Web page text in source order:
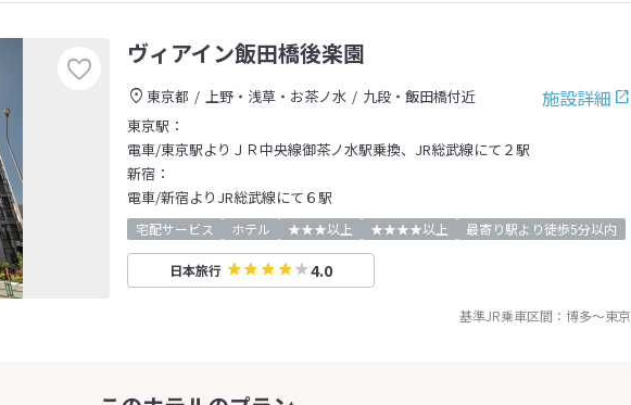
ヴィアイン飯田橋後楽園
施設詳細
東京都 上野・浅草・お茶ノ水
九段・飯田橋付近
東京駅：
電車/東京駅よりＪＲ中央線御茶ノ水駅乗換、JR総武線にて２駅
新宿：
電車/新宿よりJR総武線にて６駅
宅配サービス ホテル ★★★以上 ★★★★以上 最寄り駅より徒歩5分以内
日本旅行 4.0
基準JR乗車区間： 博多～東京